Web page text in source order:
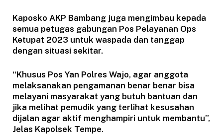
Kaposko AKP Bambang juga mengimbau kepada
semua petugas gabungan Pos Pelayanan Ops
Ketupat 2023 untuk waspada dan tanggap
dengan situasi sekitar.
“Khusus Pos Yan Polres Wajo, agar anggota
melaksanakan pengamanan benar benar bisa
melayani masyarakat yang butuh bantuan dan
jika melihat pemudik yang terlihat kesusahan
dijalan agar aktif menghampiri untuk membantu”,
Jelas Kapolsek Tempe.